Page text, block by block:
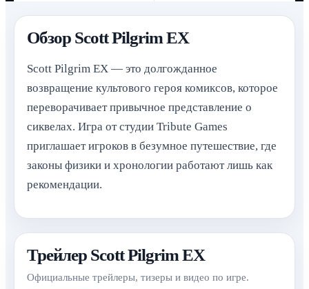
Обзор Scott Pilgrim EX
Scott Pilgrim EX — это долгожданное
возвращение культового героя комиксов, которое
переворачивает привычное представление о
сиквелах. Игра от студии Tribute Games
приглашает игроков в безумное путешествие, где
законы физики и хронологии работают лишь как
рекомендации.
Трейлер Scott Pilgrim EX
Официальные трейлеры, тизеры и видео по игре.